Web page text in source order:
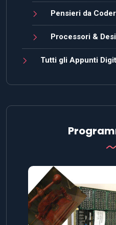
Pensieri da Coder
Processori &
Tutti gli Appunti